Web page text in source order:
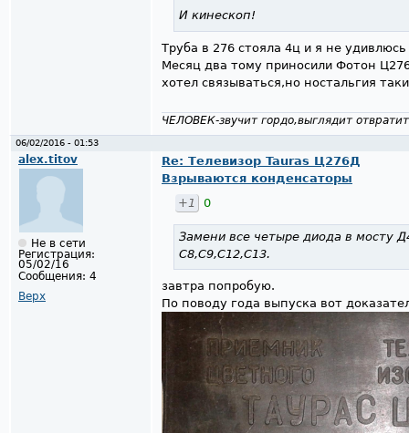
И кинескоп!
Труба в 276 стояла 4ц и я не
Месяц два тому приносили Фотон
хотел связываться,но ностальгия
ЧЕЛОВЕК-звучит гордо,выглядит
06/02/2016 - 01:53
alex.titov
Не в сети
Регистрация:
05/02/16
Сообщения: 4
Верх
Re: Телевизор Tauras Ц276Д
Взрываются конденсаторы
+1
0
Замени все четыре диода в мосту
С8,С9,С12,С13.
завтра попробую.
По поводу года выпуска вот